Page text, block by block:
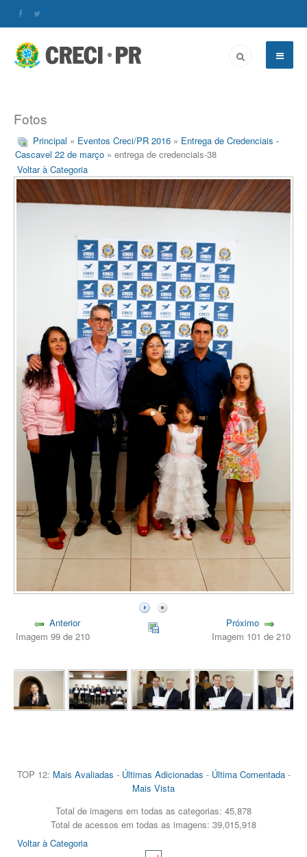
Fotos
Principal » Eventos Creci/PR 2016 » Entrega de Credenciais -
Cascavel 22 de março » entrega de credenciais-38
Voltar à Categoria
Anterior
Imagem 99 de 210
Próximo
Imagem 101 de 210
TOP 12: Mais Avaliadas - Últimas Adicionadas - Última Comentada-
Mais Vista
Total de imagens em todas as categorias: 45,878
Total de acessos em todas as imagens: 39,015,918
Voltar à Categoria